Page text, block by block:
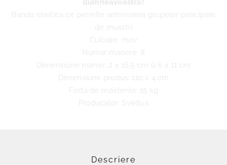
dumneavoastra!
Numar manere: 8
Dimensiune maner: 2 x 16,5 cm si 6 x 11 cm
Dimensiune produs: 110 x 4 cm
Forta de rezistenta: 15 kg
Producator: Sveltus
Descriere